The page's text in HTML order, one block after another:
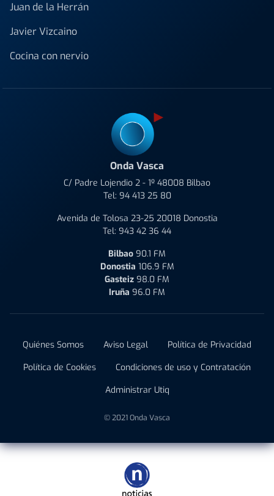
Juan de la Herrán
Javier Vizcaino
Cocina con nervio
Onda Vasca
C/ Padre Lojendio 2 - 1º 48008 Bilbao
Tel: 94 413 25 80
Avenida de Tolosa 23-25 20018 Donostia
Tel: 943 42 36 44
Bilbao 90.1 FM
Donostia 106.9 FM
Gasteiz 98.0 FM
Iruña 96.0 FM
Quiénes Somos Aviso Legal
Política de Privacidad
Política de Cookies
Condiciones de uso y Contratación
Administrar Utiq
© 2021 Onda Vasca